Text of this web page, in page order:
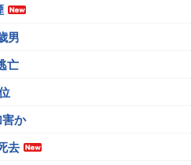
男
亡
か
去